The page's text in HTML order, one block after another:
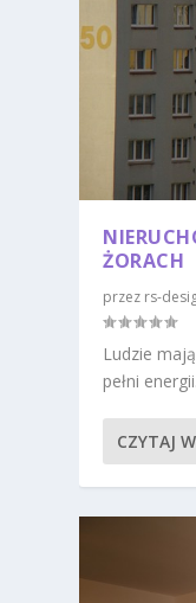
ŻORACH
przez rs-
Ludzie
pełni
CZYTAJ